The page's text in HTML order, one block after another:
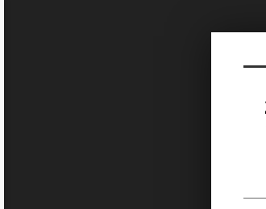
Sketchbook5, 스케치북5
Sketchbook5, 스케치북5